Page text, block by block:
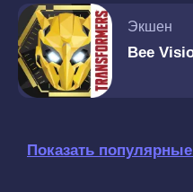
Экшен
Bee
Показать